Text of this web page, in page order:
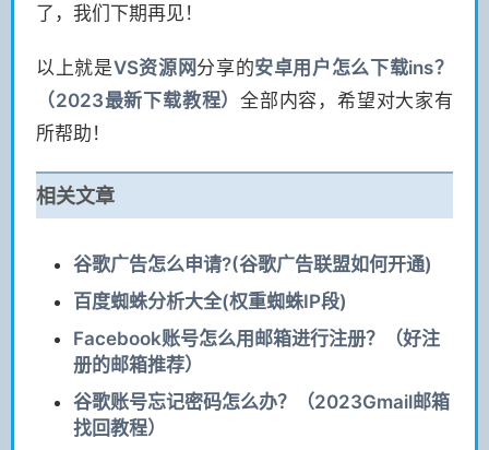
了，我们下期再见！
以上就是VS资源网分享的安卓用户怎么下载ins？
（2023最新下载教程）全部内容，希望对大家有
所帮助！
相关文章
谷歌广告怎么申请?(谷歌广告联盟如何开通)
百度蜘蛛分析大全(权重蜘蛛IP段)
Facebook账号怎么用邮箱进行注册？（好注
册的邮箱推荐）
谷歌账号忘记密码怎么办？（2023Gmail邮箱
找回教程）